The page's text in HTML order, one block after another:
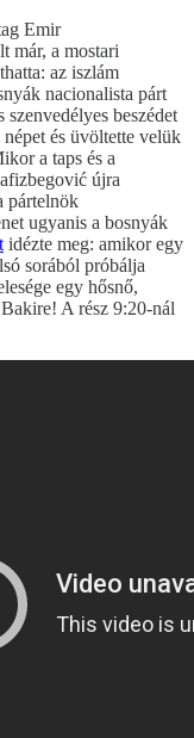
Emir
már, a mostari
az iszlám
nacionalista párt
beszédet
és üvöltette velük
a taps és a
újra
pártelnök
ugyanis a bosnyák
idézte meg: amikor egy
sorából próbálja
egy hősnő,
A rész 9:20-nál